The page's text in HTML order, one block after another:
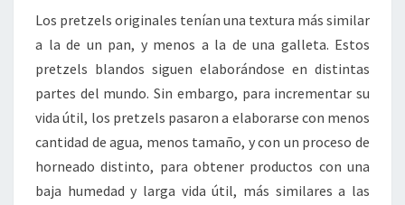
Los pretzels originales tenían una textura más similar
a la de un pan, y menos a la de una galleta. Estos
pretzels blandos siguen elaborándose en distintas
partes del mundo. Sin embargo, para incrementar su
vida útil, los pretzels pasaron a elaborarse con menos
cantidad de agua, menos tamaño, y con un proceso de
horneado distinto, para obtener productos con una
baja humedad y larga vida útil, más similares a las